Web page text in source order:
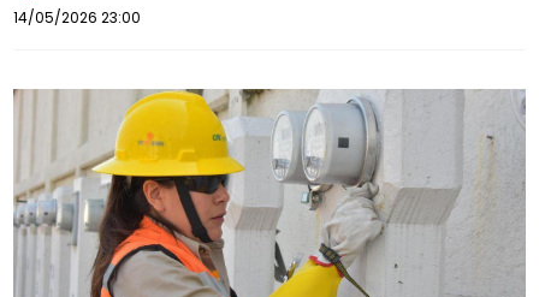
14/05/2026 23:00